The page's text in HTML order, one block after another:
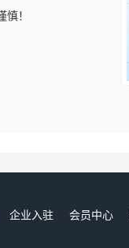
！
企业入驻 会员中心